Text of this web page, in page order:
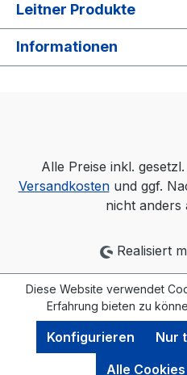
Leitner Produkte
Informationen
Alle Preise inkl.
Versandkostenund ggf.
nicht anders
Realisiert
Diese Website verwendet
Erfahrung bieten zu
Nur
Konfigurieren
Alle